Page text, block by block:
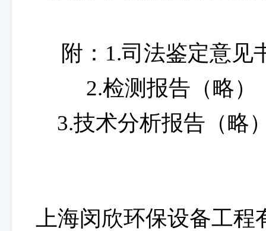
附： 1.司法鉴定意见
2.检测报告（略）
3.技术分析报告 （略
上海闵欣环保设备工程